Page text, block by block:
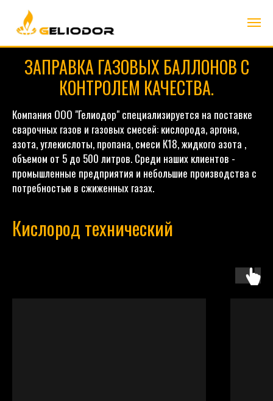
ЗАПРАВКА ГАЗОВЫХ БАЛЛОНОВ С
КОНТРОЛЕМ КАЧЕСТВА.
Компания ООО "Гелиодор" специализируется на поставке
сварочных газов и газовых смесей: кислорода, аргона,
азота, углекислоты, пропана, смеси К18, жидкого азота ,
объемом от 5 до 500 литров. Среди наших клиентов -
промышленные предприятия и небольшие производства с
потребностью в сжиженных газах.
Кислород технический